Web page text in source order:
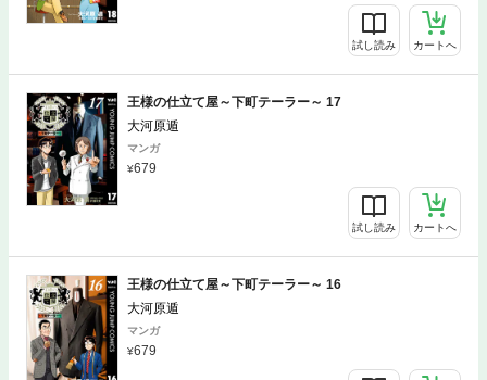
試し読み カートへ
王様の仕立て屋～下町テーラー～ 17
大河原遁
マンガ
679
試し読み カートへ
王様の仕立て屋～下町テーラー～ 16
大河原遁
マンガ
679